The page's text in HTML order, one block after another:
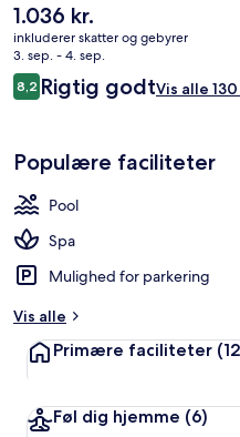
Den
nuværende
pris
er
1.036 kr.
1.036 kr.
inkluderer skatter og gebyrer
3. sep. - 4. sep.
Anmeldelser
8,28,2 ud af 10.
Rigtig godtVis alle
Populære faciliteter
Pool
Spa
Mulighed for parkering
Vis alle
Primære faciliteter
Føl dig hjemme (6)